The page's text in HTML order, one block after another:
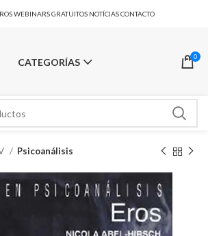
WEBINARS GRATUITOS NOTÍCIASCONTACTO
CATEGORÍAS 0
Psicoanálisis